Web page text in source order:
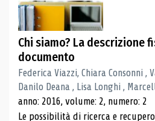
Chi siamo? La descrizione
documento
Federica Viazzi, Chiara Consonni ,
Danilo Deana , Lisa Longhi ,
anno: 2016, volume: 2, numero: 2
Le possibilità di ricerca e